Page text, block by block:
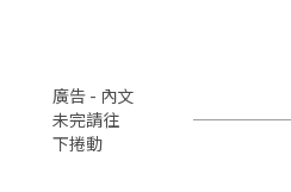
廣告 - 內文
未完請往
下捲動